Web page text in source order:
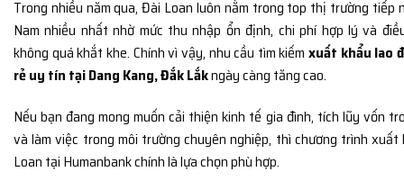
Trong nhiều năm qua,Đài Loan luôn nằm trong top thị trường tiếp
Nam nhiều nhất nhờ mức thu nhập ổn định, chi phí hợp lý và
không quá khắt khe. Chính vì vậy, nhu cầu tìm kiếmxuất khẩu lao
rẻ uy tín tại Dang Kang, Đắk Lắkngày càng tăng cao.
Nếu bạn đang mong muốn cải thiện kinh tế gia đình, tích lũy vốn
và làm việc trong môi trường chuyên nghiệp, thì chương trình
Loan tại Humanbank chính là lựa chọn phù hợp.